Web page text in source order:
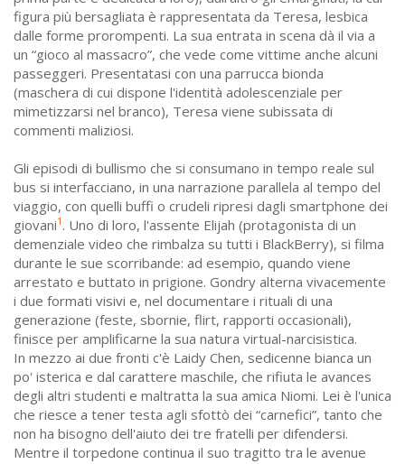
figura più bersagliata è rappresentata da Teresa, lesbica
dalle forme prorompenti. La sua entrata in scena dà il via a
un “gioco al massacro”, che vede come vittime anche alcuni
passeggeri. Presentatasi con una parrucca bionda
(maschera di cui dispone l'identità adolescenziale per
mimetizzarsi nel branco), Teresa viene subissata di
commenti maliziosi.
Gli episodi di bullismo che si consumano in tempo reale sul
bus si interfacciano, in una narrazione parallela al tempo del
viaggio, con quelli buffi o crudeli ripresi dagli smartphone dei
giovani1 . Uno di loro, l'assente Elijah (protagonista di un
demenziale video che rimbalza su tutti i BlackBerry), si filma
durante le sue scorribande: ad esempio, quando viene
arrestato e buttato in prigione. Gondry alterna vivacemente
i due formati visivi e, nel documentare i rituali di una
generazione (feste, sbornie, flirt, rapporti occasionali),
finisce per amplificarne la sua natura virtual-narcisistica.
In mezzo ai due fronti c'è Laidy Chen, sedicenne bianca un
po' isterica e dal carattere maschile, che rifiuta le avances
degli altri studenti e maltratta la sua amica Niomi. Lei è l'unica
che riesce a tener testa agli sfottò dei “carnefici”, tanto che
non ha bisogno dell'aiuto dei tre fratelli per difendersi.
Mentre il torpedone continua il suo tragitto tra le avenue